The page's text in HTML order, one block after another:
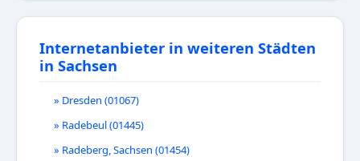
Internetanbieter in weiteren Städten
in Sachsen
» Dresden (01067)
» Radebeul (01445)
» Radeberg, Sachsen (01454)